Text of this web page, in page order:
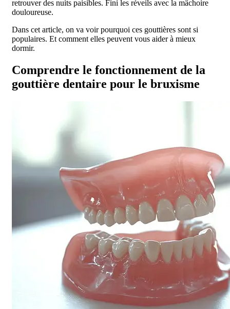
retrouver des nuits paisibles. Fini les réveils avec la mâchoire
douloureuse.
Dans cet article, on va voir pourquoi ces gouttières sont si
populaires. Et comment elles peuvent vous aider à mieux
dormir.
Comprendre le fonctionnement de la
gouttière dentaire pour le bruxisme